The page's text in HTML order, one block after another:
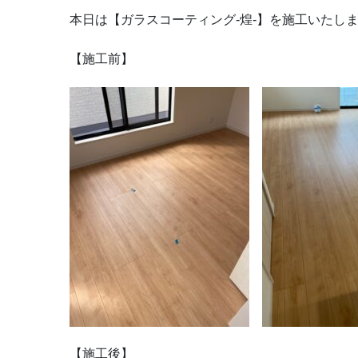
本日は【ガラスコーティング-煌-】を施工いたし
【施工前】
【施工後】